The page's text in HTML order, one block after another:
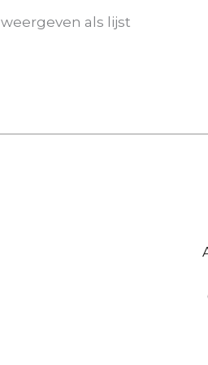
weergeven als lijst